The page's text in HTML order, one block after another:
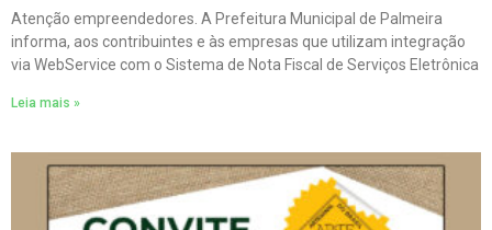
Atenção empreendedores. A Prefeitura Municipal de Palmeira
informa, aos contribuintes e às empresas que utilizam integração
via WebService com o Sistema de Nota Fiscal de Serviços Eletrônica
Leia mais »